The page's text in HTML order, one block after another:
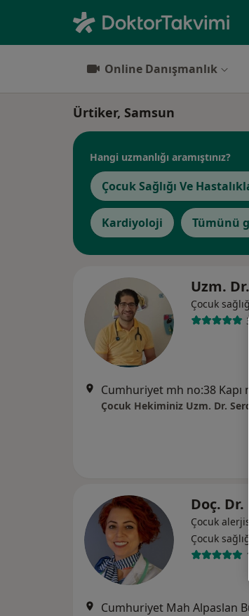
Online Danışmanlık
Ürtiker, Samsun
Hangi uzmanlığı aramıştınız?
Çocuk Sağlığı Ve
Kardiyoloji Tümünü
Uzm.
Çocuk
Doç.
Çocuk
Çocuk